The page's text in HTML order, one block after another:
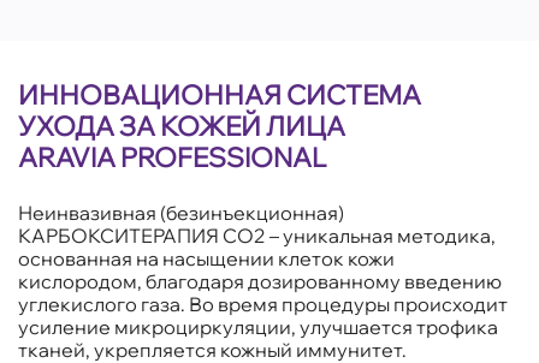
ИННОВАЦИОННАЯ СИСТЕМА
УХОДА ЗА КОЖЕЙ ЛИЦА
ARAVIA PROFESSIONAL
Неинвазивная (безинъекционная)
КАРБОКСИТЕРАПИЯ СО2 – уникальная методика,
основанная на насыщении клеток кожи
кислородом, благодаря дозированному введению
углекислого газа. Во время процедуры происходит
усиление микроциркуляции, улучшается трофика
тканей, укрепляется кожный иммунитет.